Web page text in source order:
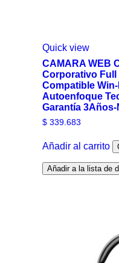
Quick view
CAMARA WEB
Corporativo Full
Compatible
Autoenfoque
Garantía 3Años-
$339.683
Añadir al carrito
Añadir a la lista de